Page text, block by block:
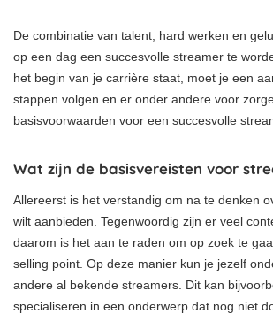
De combinatie van talent, hard werken en
op een dag een succesvolle streamer te
het begin van je carrière staat, moet je een
stappen volgen en er onder andere voor
basisvoorwaarden voor een succesvolle
Wat zijn de basisvereisten voor
Allereerst is het verstandig om na te denken
wilt aanbieden. Tegenwoordig zijn er veel
daarom is het aan te raden om op zoek te
selling point. Op deze manier kun je jezelf
andere al bekende streamers. Dit kan
specialiseren in een onderwerp dat nog niet